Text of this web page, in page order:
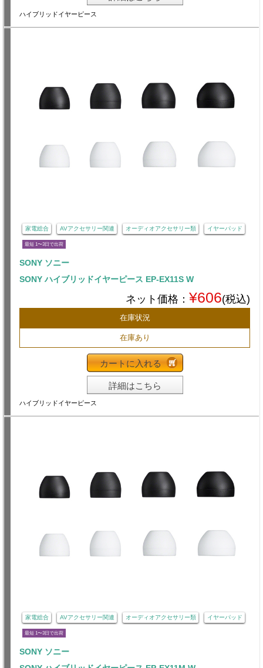
ハイブリッドイヤーピース
家電総合 AVアクセサリー関連 オーディオアクセサリー類 イヤーパッド
最短 1〜3日で出荷
SONY ソニー
SONY ハイブリッドイヤーピース EP-EX11S W
ネット価格： ¥606(税込)
在庫状況
在庫あり
カートに入れる
詳細はこちら
ハイブリッドイヤーピース
家電総合 AVアクセサリー関連 オーディオアクセサリー類 イヤーパッド
最短 1〜3日で出荷
SONY ソニー